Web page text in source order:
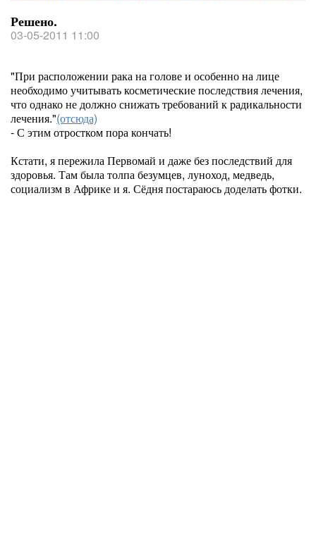
Решено.
03-05-2011 11:00
"При расположении рака на голове и особенно на лице
необходимо учитывать косметические последствия лечения,
что однако не должно снижать требований к радикальности
лечения."(отсюда)
- С этим отростком пора кончать!
Кстати, я пережила Первомай и даже без последствий для
здоровья. Там была толпа безумцев, луноход, медведь,
социализм в Африке и я. Сёдня постараюсь доделать фотки.